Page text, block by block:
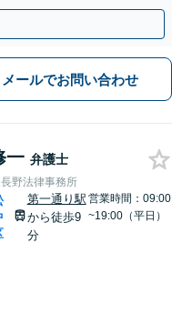
無料】
メールでお問い合わせ
一 弁護士
野法律事務所
第一通り駅
から徒歩9
分
営業時間：09:00
~19:00（平日）